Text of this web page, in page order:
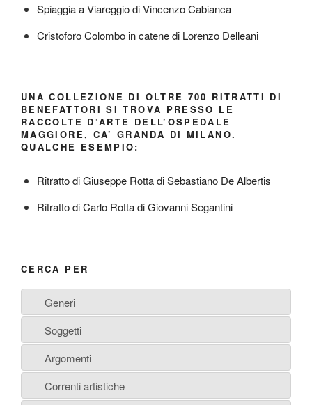
Spiaggia a Viareggio di Vincenzo Cabianca
Cristoforo Colombo in catene di Lorenzo Delleani
UNA COLLEZIONE DI OLTRE 700 RITRATTI DI
BENEFATTORI SI TROVA PRESSO LE
RACCOLTE D’ARTE DELL’OSPEDALE
MAGGIORE, CA’ GRANDA DI MILANO.
QUALCHE ESEMPIO:
Ritratto di Giuseppe Rotta di Sebastiano De Albertis
Ritratto di Carlo Rotta di Giovanni Segantini
CERCA PER
Generi
Soggetti
Argomenti
Correnti artistiche